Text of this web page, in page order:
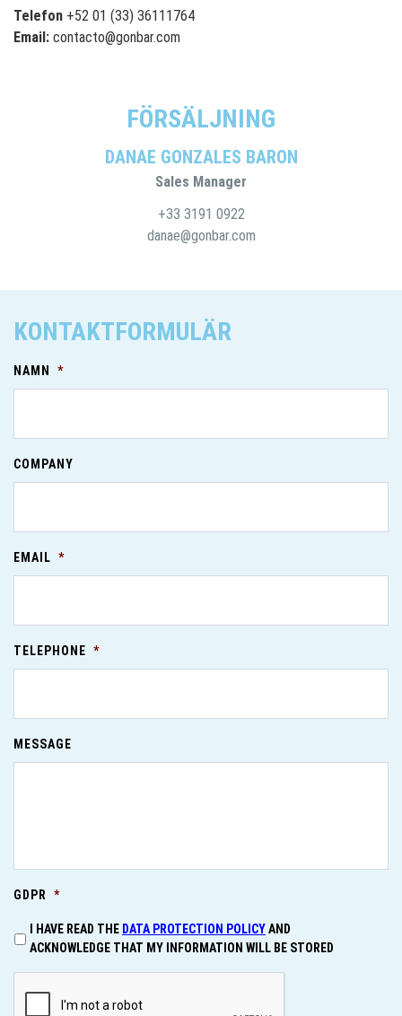
Telefon +52 01 (33) 36111764
Email: contacto@gonbar.com
FÖRSÄLJNING
DANAE GONZALES BARON
Sales Manager
+33 3191 0922
danae@gonbar.com
KONTAKTFORMULÄR
NAMN *
COMPANY
EMAIL *
TELEPHONE *
MESSAGE
GDPR *
I HAVE READ THE DATA PROTECTION POLICYAND
ACKNOWLEDGE THAT MY INFORMATION WILL BE STORED